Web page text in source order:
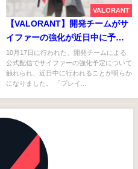
VALORANT
【VALORANT】開発チームがサ
イファーの強化が近日中に予定
されていると明言
10月17日に行われた、開発チームによる
公式配信でサイファーの強化予定について
触れられ、近日中に行われることが明らか
になりました。 「プレイ...